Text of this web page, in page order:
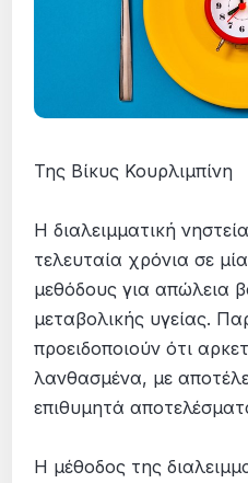
Της Βίκυς Κουρλιμπίνη
Η διαλειμματική
τελευταία χρόνια σε
μεθόδους για απώλεια
μεταβολικής υγείας.
προειδοποιούν ότι
λανθασμένα, με
επιθυμητά
Η μέθοδος της